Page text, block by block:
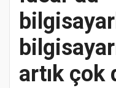
artık çok